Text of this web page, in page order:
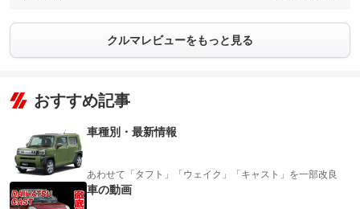
クルマレビューをもっと見る
おすすめ記事
車種別・最新情報
あわせて「タフト」「ウェイク」「キャスト」を一部改良
車の動画